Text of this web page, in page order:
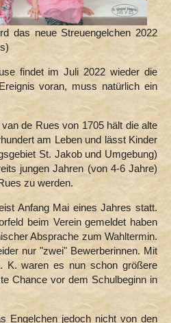
Platt)
das neue Streuengelchen 2022
findet im Juli 2022 wieder die
voran, muss natürlich ein
de Rues von 1705 hält die alte
am Leben und lässt Kinder
St. Jakob und Umgebung)
jungen Jahren (von 4-6 Jahre)
zu werden.
Anfang Mai eines Jahres statt.
beim Verein gemeldet haben
Absprache zum Wahltermin.
nur "zwei" Bewerberinnen. Mit
K. waren es nun schon größere
Chance vor dem Schulbeginn in
Engelchen jedoch nicht von den